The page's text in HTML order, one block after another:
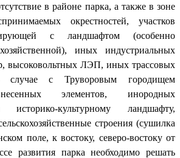
в районе парка, а также в зоне
окрестностей, участков
с ландшафтом (особенно
иных индустриальных
высоковольтных ЛЭП, иных трассовых
случае с Труворовым городищем
элементов, инородных
историко-культурному ландшафту,
строения (сушилка
поле, к востоку, северо-востоку от
развития парка необходимо решать